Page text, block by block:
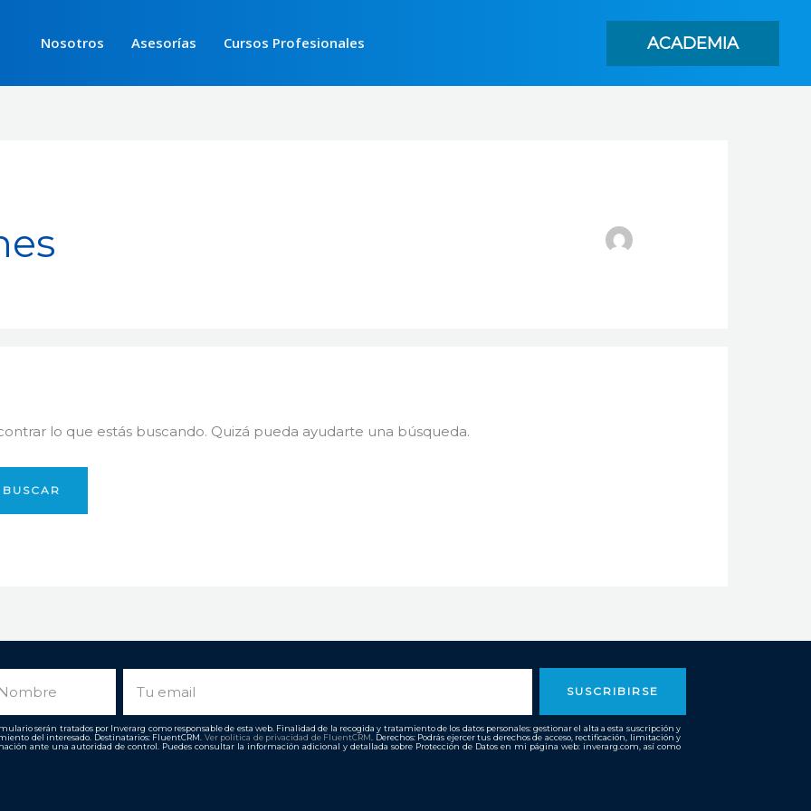
Nosotros Asesorías Cursos Profesionales ACADEMIA
lo que estás buscando. Quizá pueda ayudarte una búsqueda.
SUSCRIBIRSE
serán tratados por Inverarg como responsable de esta web. Finalidad de la recogida y tratamiento de los datos personales: gestionar el alta a esta suscripción y
del interesado. Destinatarios: FluentCRM. Ver política de privacidad de FluentCRM. Derechos: Podrás ejercer tus derechos de acceso, rectificación, limitación y
ante una autoridad de control. Puedes consultar la información adicional y detallada sobre Protección de Datos en mi página web: inverarg.com, así como